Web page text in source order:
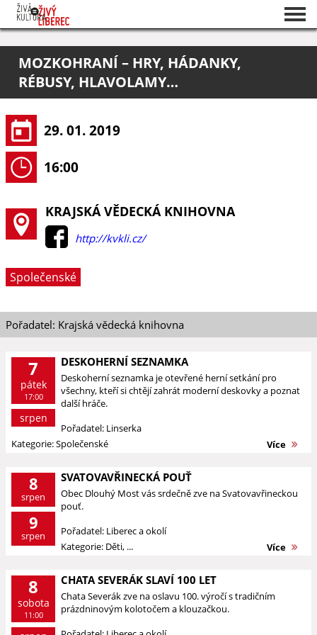
O projektu
Pořadatelé
MOZKOHRANÍ – HRY, HÁDANKY,
RÉBUSY, HLAVOLAMY…
29. 01. 2019
16:00
KRAJSKÁ VĚDECKÁ KNIHOVNA
http://kvkli.cz/
Společenské
Pořadatel: Krajská vědecká knihovna
7
pátek
17:00
srpen
DESKOHERNÍ SEZNAMKA
Deskoherní seznamka je otevřené herní setkání pro
všechny, kteří si chtějí zahrát moderní deskovky a poznat
další hráče.
Pořadatel: Linserka
Kategorie: Společenské
Více
8
srpen
9
srpen
SVATOVAVŘINECKÁ POUŤ
Obec Dlouhý Most vás srdečně zve na Svatovavřineckou
pouť.
Pořadatel: Liberec a okolí
Kategorie: Děti, ...
Více
8
sobota
11:00
CHATA SEVERÁK SLAVÍ 100 LET
Chata Severák zve na oslavu 100. výročí s tradičním
prázdninovým kolotočem a klouzačkou.